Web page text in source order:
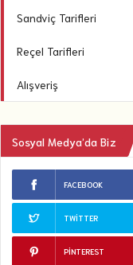
Sandviç Tarifleri
Reçel Tarifleri
Alışveriş
Sosyal Medya’da Biz
FACEBOOK
TWITTER
PINTEREST